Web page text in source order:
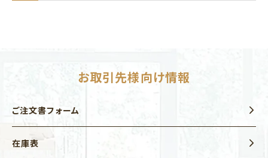
お取引先様向け情報
ご注文書フォーム
在庫表